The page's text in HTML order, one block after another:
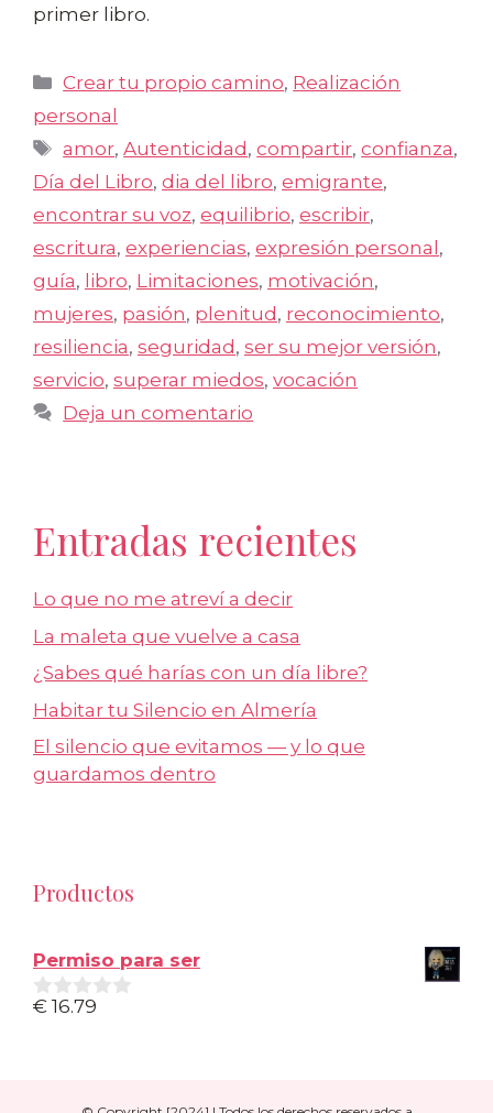
primer libro.
Categorías
Crear tu propio camino, Realización
personal
Etiquetas
amor,Autenticidad ,compartir,confianza,
Día del Libro, dia del libro, emigrante,
encontrar su voz, equilibrio, escribir,
escritura, experiencias, expresión personal ,
guía, libro, Limitaciones, motivación,
mujeres, pasión, plenitud , reconocimiento,
resiliencia, seguridad , ser su mejor versión,
servicio, superar miedos, vocación
Deja un comentario
Entradas recientes
Lo que no me atreví a decir
La maleta que vuelve a casa
¿Sabes qué harías con un día libre?
Habitar tu Silencio en Almería
El silencio que evitamos — y lo que
guardamos dentro
Productos
Permiso para ser
0
€ 16.79